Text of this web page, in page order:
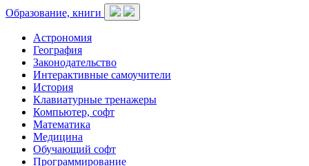
Образование, книги
Астрономия
География
Законодательство
Интерактивные самоучители
История
Клавиатурные тренажеры
Компьютер, софт
Математика
Медицина
Обучающий софт
Программирование